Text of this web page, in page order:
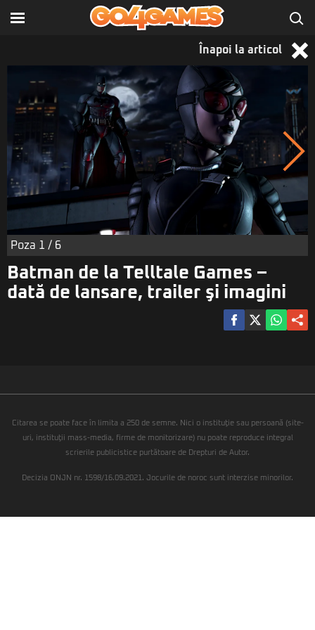
Înapoi la articol
Poza 1 / 6
Batman de la Telltale Games –
dată de lansare, trailer şi imagini
Citarea se poate face în limita a 250 de semne. Nici o instituţie sau persoană (site-
uri, instituţii mass-media, firme de monitorizare) nu poate reproduce integral
scrierile publicistice purtătoare de Drepturi de Autor.
Decizia ONJN nr. 1598/16.09.2021. Jocurile de noroc sunt interzise minorilor.